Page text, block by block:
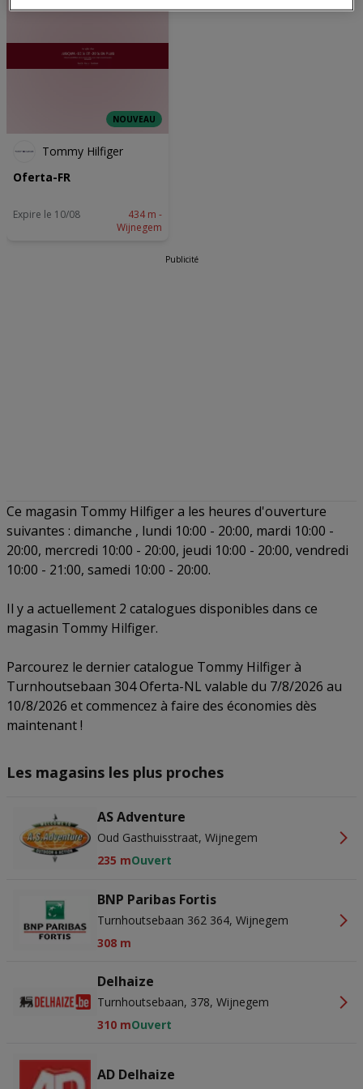
NOUVEAU
Tommy Hilfiger
Oferta-FR
Expire le 10/08
434 m -
Wijnegem
Publicité
Ce magasin Tommy Hilfiger a les heures d'ouverture
suivantes : dimanche , lundi 10:00 - 20:00, mardi 10:00 -
20:00, mercredi 10:00 - 20:00, jeudi 10:00 - 20:00, vendredi
10:00 - 21:00, samedi 10:00 - 20:00.
Il y a actuellement 2 catalogues disponibles dans ce
magasin Tommy Hilfiger.
Parcourez le dernier catalogue Tommy Hilfiger à
Turnhoutsebaan 304 Oferta-NL valable du 7/8/2026 au
10/8/2026 et commencez à faire des économies dès
maintenant !
Les magasins les plus proches
AS Adventure
Oud Gasthuisstraat, Wijnegem
235 mOuvert
BNP Paribas Fortis
Turnhoutsebaan 362 364, Wijnegem
308 m
Delhaize
Turnhoutsebaan, 378, Wijnegem
310 mOuvert
AD Delhaize
Wij en onze partners verwerken gegevens voor de
volgende doeleinden:
en/of openen. Gepersonaliseerde advertenties en content,
advertentie- en contentmetingen, doelgroepenonderzoek en
Partnerlijst (derden)